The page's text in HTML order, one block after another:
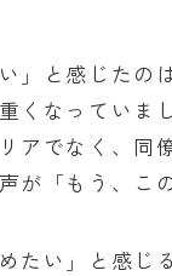
」と感じたの
くなってい
アでなく、同
が「もう、こ
たい」と感じ